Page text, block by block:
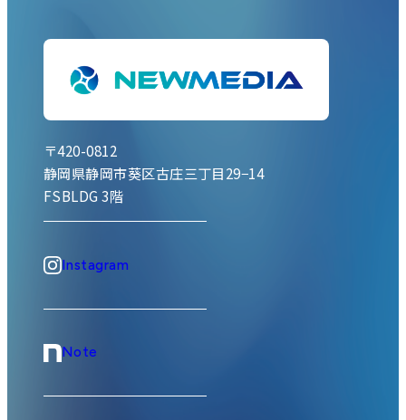
〒420-0812
静岡県静岡市葵区古庄三丁目29−14
FSBLDG 3階
Instagram
Note